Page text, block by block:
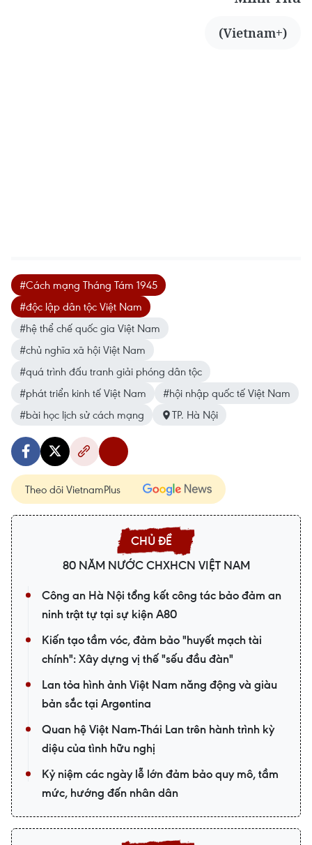
(Vietnam+)
#Cách mạng Tháng Tám 1945
#độc lập dân tộc Việt Nam
#hệ thể chế quốc gia Việt Nam
#chủ nghĩa xã hội Việt Nam
#quá trình đấu tranh giải phóng dân tộc
#phát triển kinh tế Việt Nam
#hội nhập quốc tế Việt Nam
#bài học lịch sử cách mạng
TP. Hà Nội
Theo dõi VietnamPlus
80 NĂM NƯỚC CHXHCN VIỆT NAM
Công an Hà Nội tổng kết công tác bảo đảm an
ninh trật tự tại sự kiện A80
Kiến tạo tầm vóc, đảm bảo "huyết mạch tài
chính": Xây dựng vị thế "sếu đầu đàn"
Lan tỏa hình ảnh Việt Nam năng động và giàu
bản sắc tại Argentina
Quan hệ Việt Nam-Thái Lan trên hành trình kỳ
diệu của tình hữu nghị
Kỷ niệm các ngày lễ lớn đảm bảo quy mô, tầm
mức, hướng đến nhân dân